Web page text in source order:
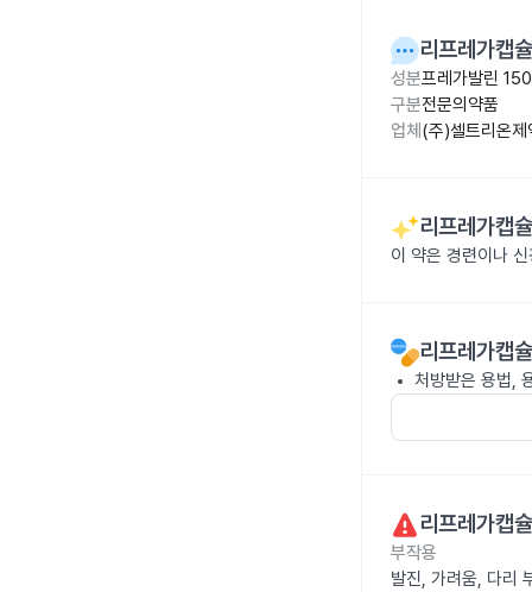
리프레가캡
성분프레가발린
구분전문의약품
업체 (주)셀트리온제
리프레가캡
이 약은 경련이나
리프레가캡
처방받은 용법,
리프레가캡
부작용
발진, 가려움, 다리